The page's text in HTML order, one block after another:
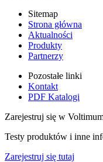
Sitemap
Strona główna
Aktualności
Produkty
Partnerzy
Pozostałe linki
Kontakt
PDF Katalogi
Zarejestruj się w
Testy produktów i inne
Zarejestruj się tutaj